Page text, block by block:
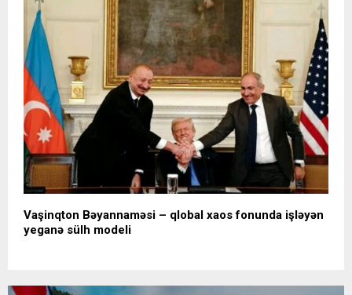
Vaşinqton Bəyannaməsi – qlobal xaos fonunda işləyən
yeganə sülh modeli